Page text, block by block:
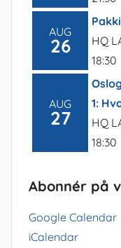
AUG
26
HQ
18:30
AUG
27
1:
HQ
18:30
Abonnér på
Google Calendar
iCalendar